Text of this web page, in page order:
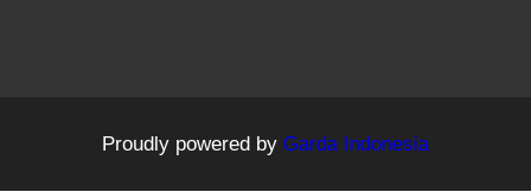
Proudly powered by Garda Indonesia